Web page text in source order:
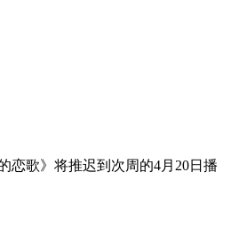
恋歌》将推迟到次周的4月20日播